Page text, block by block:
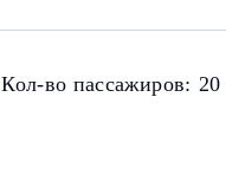
Кол-во пассажиров: 20